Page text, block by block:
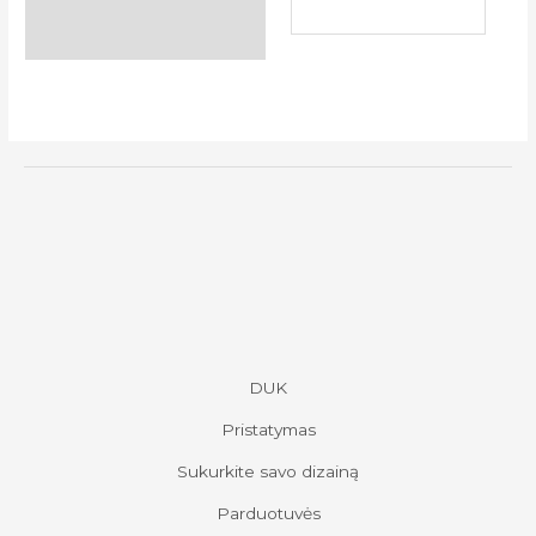
DUK
Pristatymas
Sukurkite savo dizainą
Parduotuvės